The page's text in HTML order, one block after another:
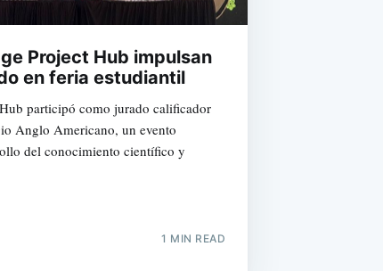
Project Hub impulsan
en feria estudiantil
participó como jurado calificador
Anglo Americano, un evento
del conocimiento científico y
1 MIN READ